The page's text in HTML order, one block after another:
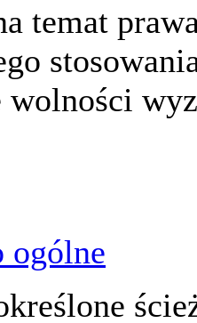
temat
wolności
ogólne